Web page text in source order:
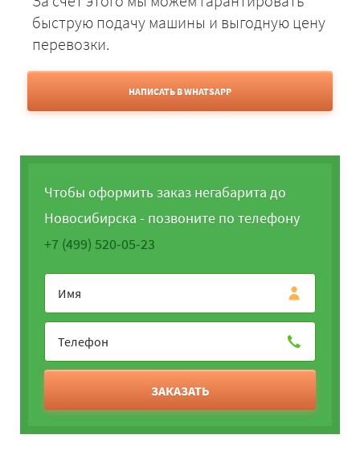
быструю подачу машины и выгодную цену
перевозки.
НАПИСАТЬ В WHATSAPP
Чтобы оформить заказ негабарита до
Новосибирска - позвоните по телефону
+7 (499) 520-05-23
ЗАКАЗАТЬ